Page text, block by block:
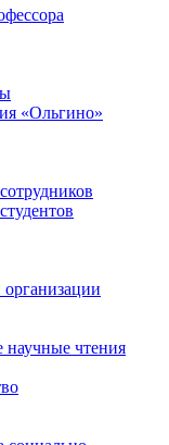
«Ольгино»
организации
чтения